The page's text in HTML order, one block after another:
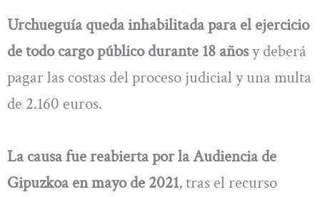
Urchueguía queda inhabilitada para el ejercicio
de todo cargo público durante 18 añosy deberá
pagar las costas del proceso judicial y una multa
de 2.160 euros.
La causa fue reabierta por la Audiencia de
Gipuzkoa en mayo de 2021, tras el recurso